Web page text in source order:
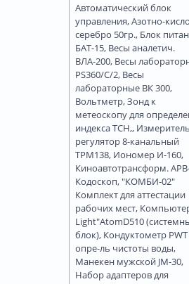
Автоматический блок
управления, Азотно-
серебро 50гр., Блок
БАТ-15, Весы аналетич.
ВЛА-200, Весы
PS360/C/2, Весы
лабораторные ВК 300,
Вольтметр, Зонд к
метеоскопу для
индекса ТСН,,
регулятор 8-канальный
ТРМ138, Иономер И-160,
Киноавтотрансформ.
Кодоскоп, "КОМБИ-02"
Комплект для аттестации
рабочих мест,
Light"AtomD510
блок), Кондуктометр PWT
опре-ль чистоты воды,
Манекен мужской JM-30,
Набор адаптеров для